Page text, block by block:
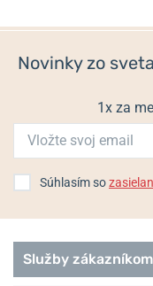
Style
Trend
Novinky zo
1x za
Súhlasím so
Služby zákazníkom